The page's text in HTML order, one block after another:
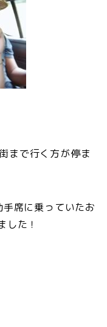
まで行く方が停ま
席に乗っていたお
した！